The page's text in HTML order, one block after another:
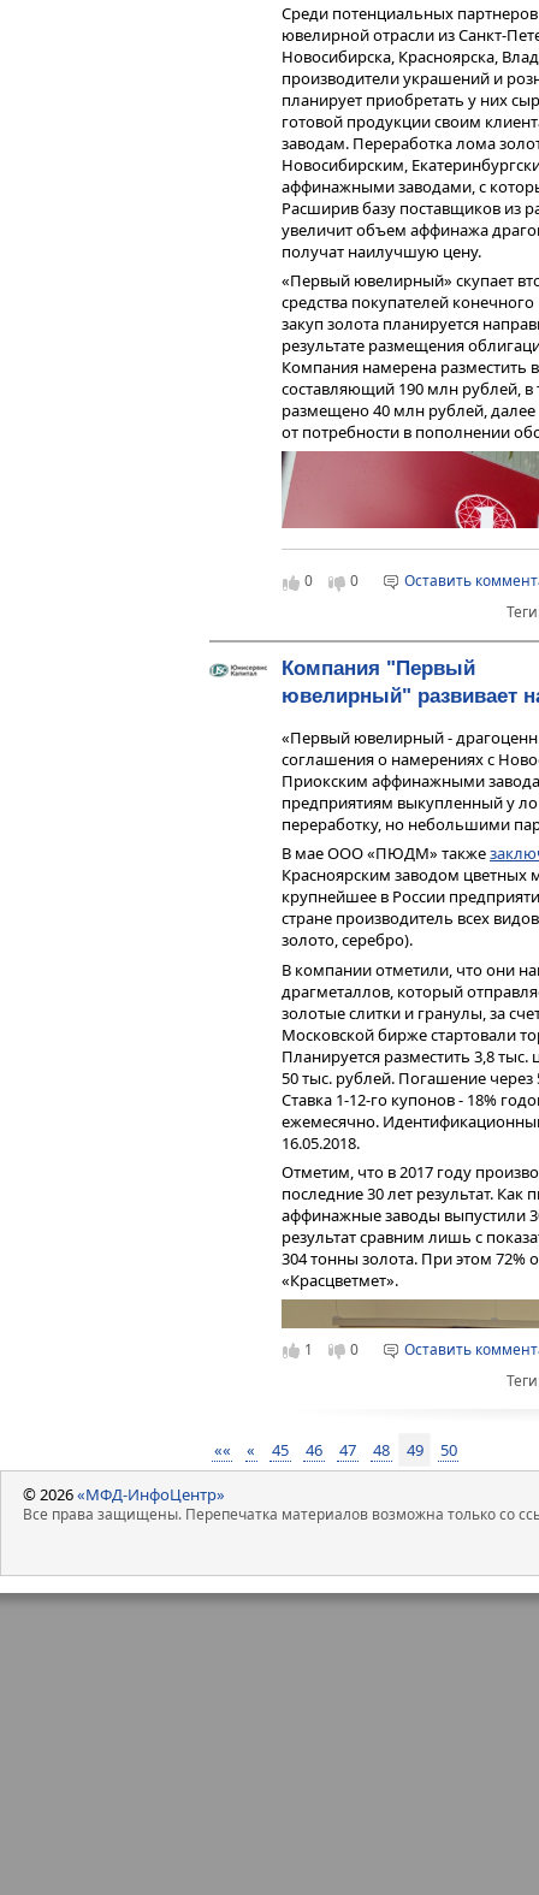
Среди потенциальных
ювелирной отрасли из Санкт-
Новосибирска, Красноярска,
производители украшений и
планирует приобретать у них
готовой продукции своим
заводам. Переработка лома
Новосибирским,
аффинажными заводами, с
Расширив базу поставщиков из
увеличит объем аффинажа
получат наилучшую цену.
«Первый ювелирный» скупает
средства покупателей
закуп золота планируется
результате размещения
Компания намерена разместить
составляющий 190 млн рублей, в
размещено 40 млн рублей, далее
от потребности в пополнении
Аналитики «Юнисервис
выпуска биржевых облигаций,
рентабельности в 2,1% (за
наблюдается у эмитента в
компания генерирует
доходности облигаций.
составляет не более 30 дней.
погасить облигационный заем
Смотрите презентацию для
0 0
Оставить
Компания "Первый
ювелирный" развивает
«Первый ювелирный -
соглашения о намерениях с
Приокским аффинажными
предприятиям выкупленный у
переработку, но небольшими
В мае ООО «ПЮДМ» также
Красноярским заводом цветных
крупнейшее в России
стране производитель всех
золото, серебро).
В компании отметили, что они
драгметаллов, который
золотые слитки и гранулы, за
Московской бирже стартовали
Планируется разместить 3,8
50 тыс. рублей. Погашение через
Ставка 1-12-го купонов - 18%
ежемесячно.
16.05.2018.
Отметим, что в 2017 году
последние 30 лет результат.
аффинажные заводы выпустили
результат сравним лишь с
304 тонны золота. При этом
«Красцветмет».
1 0
Оставить
«« « 45 46 47 48 49 50
© 2026«МФД-ИнфоЦентр»
Все права защищены. Перепечатка материалов возможна только со